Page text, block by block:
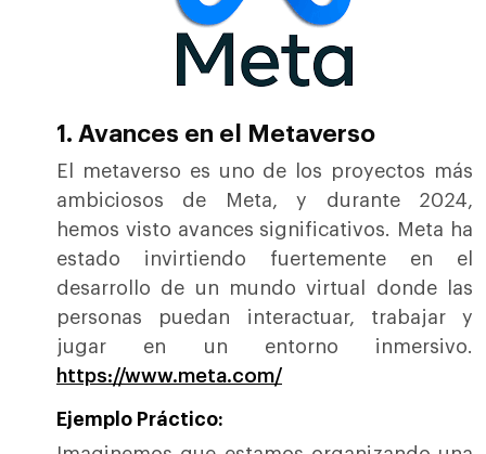
1. Avances en el Metaverso
El metaverso es uno de los proyectos más
ambiciosos de Meta, y durante 2024,
hemos visto avances significativos. Meta ha
estado invirtiendo fuertemente en el
desarrollo de un mundo virtual donde las
personas puedan interactuar, trabajar y
jugar en un entorno inmersivo.
https://www.meta.com/
Ejemplo Práctico: